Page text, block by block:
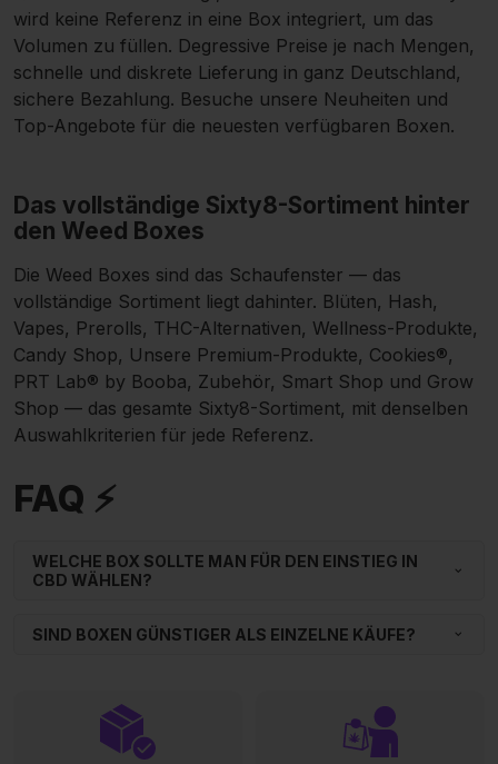
wird keine Referenz in eine Box integriert, um das
Volumen zu füllen. Degressive Preise je nach Mengen,
schnelle und diskrete Lieferung in ganz Deutschland,
sichere Bezahlung. Besuche unsere Neuheiten und
Top-Angebote für die neuesten verfügbaren Boxen.
Das vollständige Sixty8-Sortiment hinter
den Weed Boxes
Die Weed Boxes sind das Schaufenster — das
vollständige Sortiment liegt dahinter. Blüten, Hash,
Vapes, Prerolls, THC-Alternativen, Wellness-Produkte,
Candy Shop, Unsere Premium-Produkte, Cookies®,
PRT Lab® by Booba, Zubehör, Smart Shop und Grow
Shop — das gesamte Sixty8-Sortiment, mit denselben
Auswahlkriterien für jede Referenz.
FAQ ⚡
WELCHE BOX SOLLTE MAN FÜR DEN EINSTIEG IN
CBD WÄHLEN?
SIND BOXEN GÜNSTIGER ALS EINZELNE KÄUFE?